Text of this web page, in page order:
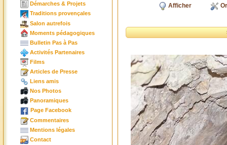
Démarches & Projets
Traditions provençales
Salon autrefois
Moments pédagogiques
Bulletin Pas à Pas
Activités Partenaires
Films
Articles de Presse
Liens amis
Nos Photos
Panoramiques
Page Facebook
Commentaires
Mentions légales
Contact
Afficher